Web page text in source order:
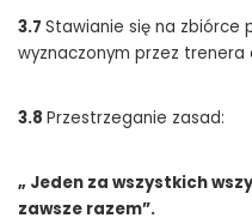
3.7 Stawianie się na zbiórce
wyznaczonym przez trenera
3.8 Przestrzeganie zasad:
„ Jeden za wszystkich
zawsze razem”.